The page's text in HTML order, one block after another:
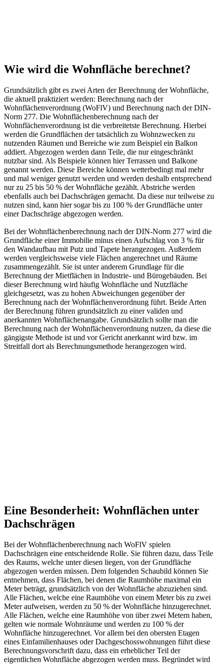
Wie wird die Wohnfläche berechnet?
Grundsätzlich gibt es zwei Arten der Berechnung der Wohnfläche,
die aktuell praktiziert werden: Berechnung nach der
Wohnflächenverordnung (WoFlV) und Berechnung nach der DIN-
Norm 277. Die Wohnflächenberechnung nach der
Wohnflächenverordnung ist die verbreitetste Berechnung. Hierbei
werden die Grundflächen der tatsächlich zu Wohnzwecken zu
nutzenden Räumen und Bereiche wie zum Beispiel ein Balkon
addiert. Abgezogen werden dann Teile, die nur eingeschränkt
nutzbar sind. Als Beispiele können hier Terrassen und Balkone
genannt werden. Diese Bereiche können wetterbedingt mal mehr
und mal weniger genutzt werden und werden deshalb entsprechend
nur zu 25 bis 50 % der Wohnfläche gezählt. Abstriche werden
ebenfalls auch bei Dachschrägen gemacht. Da diese nur teilweise zu
nutzen sind, kann hier sogar bis zu 100 % der Grundfläche unter
einer Dachschräge abgezogen werden.
Bei der Wohnflächenberechnung nach der DIN-Norm 277 wird die
Grundfläche einer Immobilie minus einen Aufschlag von 3 % für
den Wandaufbau mit Putz und Tapete herangezogen. Außerdem
werden vergleichsweise viele Flächen angerechnet und Räume
zusammengezählt. Sie ist unter anderem Grundlage für die
Berechnung der Mietflächen in Industrie- und Bürogebäuden. Bei
dieser Berechnung wird häufig Wohnfläche und Nutzfläche
gleichgesetzt, was zu hohen Abweichungen gegenüber der
Berechnung nach der Wohnflächenverordnung führt. Beide Arten
der Berechnung führen grundsätzlich zu einer validen und
anerkannten Wohnflächenangabe. Grundsätzlich sollte man die
Berechnung nach der Wohnflächenverordnung nutzen, da diese die
gängigste Methode ist und vor Gericht anerkannt wird bzw. im
Streitfall dort als Berechnungsmethode herangezogen wird.
Eine Besonderheit: Wohnflächen unter
Dachschrägen
Bei der Wohnflächenberechnung nach WoFlV spielen
Dachschrägen eine entscheidende Rolle. Sie führen dazu, dass Teile
des Raums, welche unter diesen liegen, von der Grundfläche
abgezogen werden müssen. Dem folgenden Schaubild können Sie
entnehmen, dass Flächen, bei denen die Raumhöhe maximal ein
Meter beträgt, grundsätzlich von der Wohnfläche abzuziehen sind.
Alle Flächen, welche eine Raumhöhe von einem Meter bis zu zwei
Meter aufweisen, werden zu 50 % der Wohnfläche hinzugerechnet.
Alle Flächen, welche eine Raumhöhe von über zwei Metern haben,
gelten wie normale Wohnräume und werden zu 100 % der
Wohnfläche hinzugerechnet. Vor allem bei den obersten Etagen
eines Einfamilienhauses oder Dachgeschosswohnungen führt diese
Berechnungsvorschrift dazu, dass ein erheblicher Teil der
eigentlichen Wohnfläche abgezogen werden muss. Begründet wird